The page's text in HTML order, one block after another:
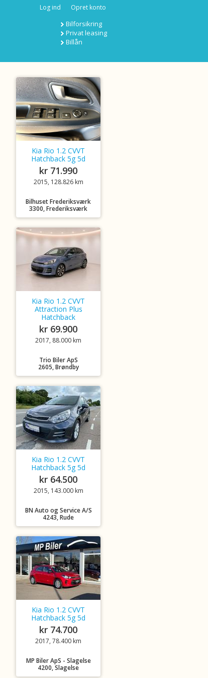
Log ind Opret konto
Bilforsikring
Privat leasing
Billån
Kia Rio 1.2 CVVT
Hatchback 5g 5d
kr 71.990
2015, 128.826 km
Bilhuset Frederiksværk
3300, Frederiksværk
Kia Rio 1.2 CVVT
Attraction Plus
Hatchback
kr 69.900
2017, 88.000 km
Trio Biler ApS
2605, Brøndby
Kia Rio 1.2 CVVT
Hatchback 5g 5d
kr 64.500
2015, 143.000 km
BN Auto og Service A/S
4243, Rude
Kia Rio 1.2 CVVT
Hatchback 5g 5d
kr 74.700
2017, 78.400 km
MP Biler ApS - Slagelse
4200, Slagelse